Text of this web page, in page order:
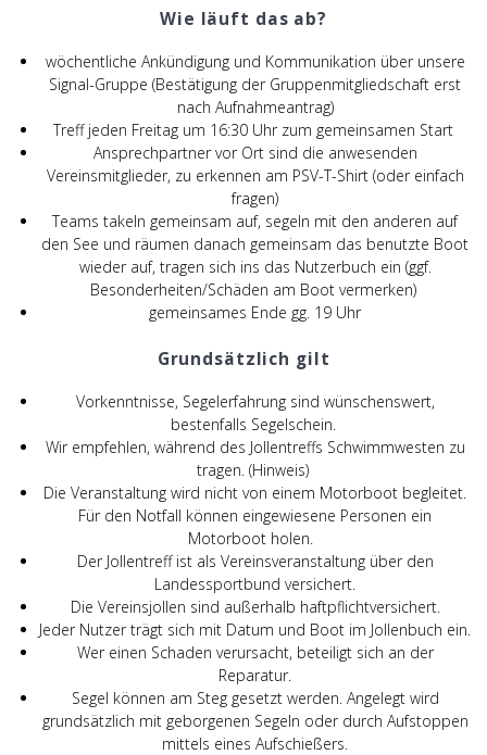
Wie läuft das ab?
wöchentliche Ankündigung und Kommunikation über unsere
Signal-Gruppe (Bestätigung der Gruppenmitgliedschaft erst
nach Aufnahmeantrag)
Treff jeden Freitag um 16:30 Uhr zum gemeinsamen Start
Ansprechpartner vor Ort sind die anwesenden
Vereinsmitglieder, zu erkennen am PSV-T-Shirt (oder einfach
fragen)
Teams takeln gemeinsam auf, segeln mit den anderen auf
den See und räumen danach gemeinsam das benutzte Boot
wieder auf, tragen sich ins das Nutzerbuch ein (ggf.
Besonderheiten/Schäden am Boot vermerken)
gemeinsames Ende gg. 19 Uhr
Grundsätzlich gilt
Vorkenntnisse, Segelerfahrung sind wünschenswert,
bestenfalls Segelschein.
Wir empfehlen, während des Jollentreffs Schwimmwesten zu
tragen. (Hinweis)
Die Veranstaltung wird nicht von einem Motorboot begleitet.
Für den Notfall können eingewiesene Personen ein
Motorboot holen.
Der Jollentreff ist als Vereinsveranstaltung über den
Landessportbund versichert.
Die Vereinsjollen sind außerhalb haftpflichtversichert.
Jeder Nutzer trägt sich mit Datum und Boot im Jollenbuch ein.
Wer einen Schaden verursacht, beteiligt sich an der
Reparatur.
Segel können am Steg gesetzt werden. Angelegt wird
grundsätzlich mit geborgenen Segeln oder durch Aufstoppen
mittels eines Aufschießers.